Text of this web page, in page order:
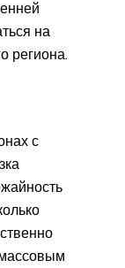
на
региона.
с